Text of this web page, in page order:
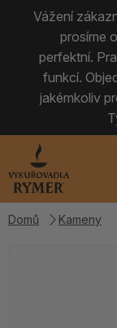
Vážení
prosíme
perfektní.
funkcí.
jakémkoliv
Domů Kameny